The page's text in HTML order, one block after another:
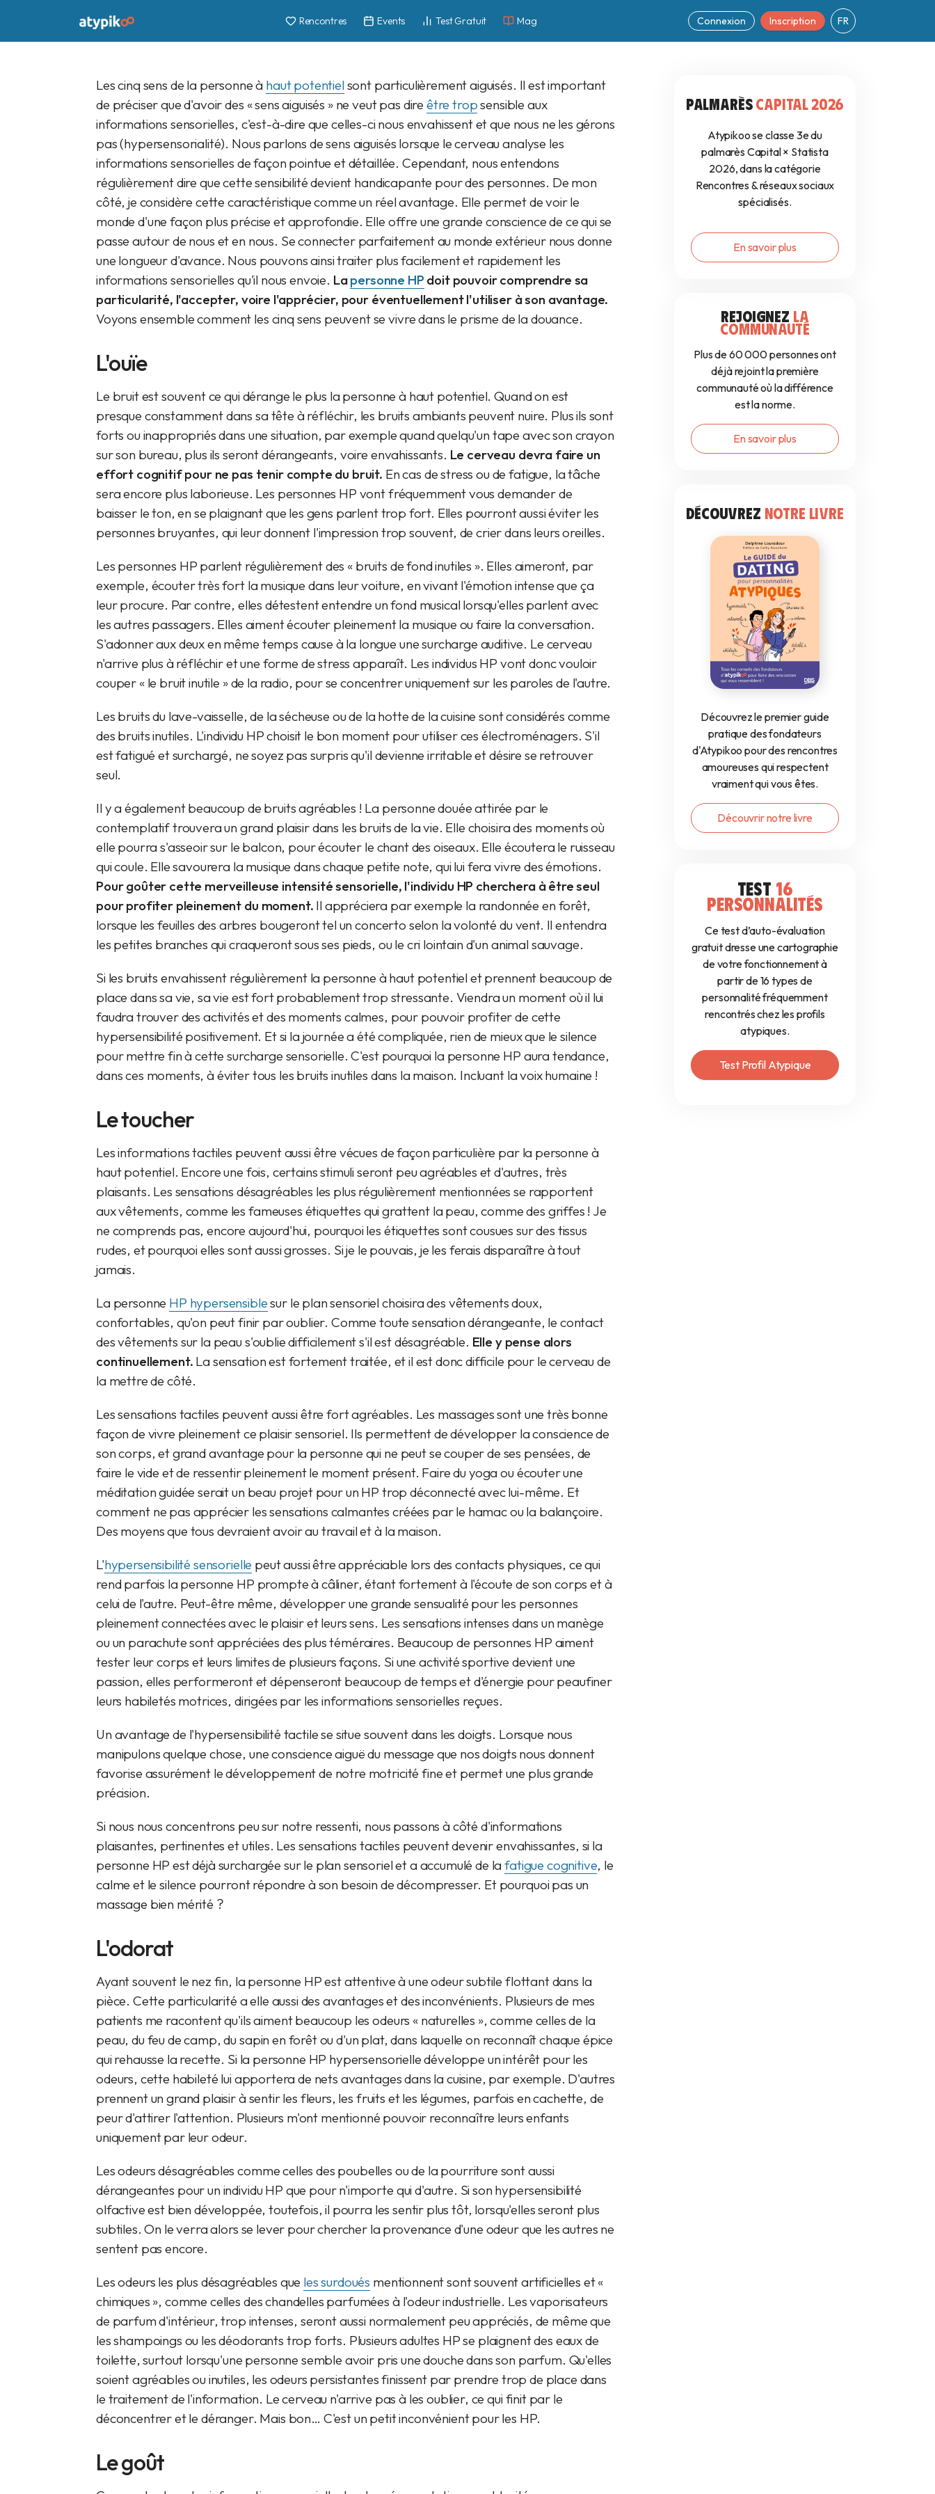
Connexion Inscription FR
Rencontres Events Test Gratuit Mag
10
Rachel
Les cinq sens de la personne à haut potentiel sont particulièrement aiguisés. Il est important
de préciser que d'avoir des « sens aiguisés » ne veut pas dire être tropsensible aux
informations sensorielles, c'est-à-dire que celles-ci nous envahissent et que nous ne les gérons
pas (hypersensorialité). Nous parlons de sens aiguisés lorsque le cerveau analyse les
informations sensorielles de façon pointue et détaillée. Cependant, nous entendons
régulièrement dire que cette sensibilité devient handicapante pour des personnes. De mon
côté, je considère cette caractéristique comme un réel avantage. Elle permet de voir le
monde d'une façon plus précise et approfondie. Elle offre une grande conscience de ce qui se
passe autour de nous et en nous. Se connecter parfaitement au monde extérieur nous donne
une longueur d'avance. Nous pouvons ainsi traiter plus facilement et rapidement les
informations sensorielles qu'il nous envoie. Lapersonne HP doit pouvoir comprendre sa
particularité, l'accepter, voire l'apprécier, pour éventuellement l'utiliser à son avantage.
Voyons ensemble comment les cinq sens peuvent se vivre dans le prisme de la douance.
L'ouïe
Le bruit est souvent ce qui dérange le plus la personne à haut potentiel. Quand on est
presque constamment dans sa tête à réfléchir, les bruits ambiants peuvent nuire. Plus ils sont
forts ou inappropriés dans une situation, par exemple quand quelqu'un tape avec son crayon
sur son bureau, plus ils seront dérangeants, voire envahissants. Le cerveau devra faire un
effort cognitif pour ne pas tenir compte du bruit. En cas de stress ou de fatigue, la tâche
sera encore plus laborieuse. Les personnes HP vont fréquemment vous demander de
baisser le ton, en se plaignant que les gens parlent trop fort. Elles pourront aussi éviter les
personnes bruyantes, qui leur donnent l'impression trop souvent, de crier dans leurs oreilles.
Les personnes HP parlent régulièrement des « bruits de fond inutiles ». Elles aimeront, par
exemple, écouter très fort la musique dans leur voiture, en vivant l'émotion intense que ça
leur procure. Par contre, elles détestent entendre un fond musical lorsqu'elles parlent avec
les autres passagers. Elles aiment écouter pleinement la musique ou faire la conversation.
S'adonner aux deux en même temps cause à la longue une surcharge auditive. Le cerveau
n'arrive plus à réfléchir et une forme de stress apparaît. Les individus HP vont donc vouloir
couper « le bruit inutile » de la radio, pour se concentrer uniquement sur les paroles de l'autre.
Les bruits du lave-vaisselle, de la sécheuse ou de la hotte de la cuisine sont considérés comme
des bruits inutiles. L'individu HP choisit le bon moment pour utiliser ces électroménagers. S'il
est fatigué et surchargé, ne soyez pas surpris qu'il devienne irritable et désire se retrouver
seul.
Il y a également beaucoup de bruits agréables ! La personne douée attirée par le
contemplatif trouvera un grand plaisir dans les bruits de la vie. Elle choisira des moments où
elle pourra s'asseoir sur le balcon, pour écouter le chant des oiseaux. Elle écoutera le ruisseau
qui coule. Elle savourera la musique dans chaque petite note, qui lui fera vivre des émotions.
Pour goûter cette merveilleuse intensité sensorielle, l'individu HP cherchera à être seul
pour profiter pleinement du moment. Il appréciera par exemple la randonnée en forêt,
lorsque les feuilles des arbres bougeront tel un concerto selon la volonté du vent. Il entendra
les petites branches qui craqueront sous ses pieds, ou le cri lointain d'un animal sauvage.
Si les bruits envahissent régulièrement la personne à haut potentiel et prennent beaucoup de
place dans sa vie, sa vie est fort probablement trop stressante. Viendra un moment où il lui
faudra trouver des activités et des moments calmes, pour pouvoir profiter de cette
hypersensibilité positivement. Et si la journée a été compliquée, rien de mieux que le silence
pour mettre fin à cette surcharge sensorielle. C'est pourquoi la personne HP aura tendance,
dans ces moments, à éviter tous les bruits inutiles dans la maison. Incluant la voix humaine !
Le toucher
Les informations tactiles peuvent aussi être vécues de façon particulière par la personne à
haut potentiel. Encore une fois, certains stimuli seront peu agréables et d'autres, très
plaisants. Les sensations désagréables les plus régulièrement mentionnées se rapportent
aux vêtements, comme les fameuses étiquettes qui grattent la peau, comme des griffes ! Je
ne comprends pas, encore aujourd'hui, pourquoi les étiquettes sont cousues sur des tissus
rudes, et pourquoi elles sont aussi grosses. Si je le pouvais, je les ferais disparaître à tout
jamais.
La personne HP hypersensiblesur le plan sensoriel choisira des vêtements doux,
confortables, qu'on peut finir par oublier. Comme toute sensation dérangeante, le contact
des vêtements sur la peau s'oublie difficilement s'il est désagréable. Elle y pense alors
continuellement. La sensation est fortement traitée, et il est donc difficile pour le cerveau de
la mettre de côté.
Les sensations tactiles peuvent aussi être fort agréables. Les massages sont une très bonne
façon de vivre pleinement ce plaisir sensoriel. Ils permettent de développer la conscience de
son corps, et grand avantage pour la personne qui ne peut se couper de ses pensées, de
faire le vide et de ressentir pleinement le moment présent. Faire du yoga ou écouter une
méditation guidée serait un beau projet pour un HP trop déconnecté avec lui-même. Et
comment ne pas apprécier les sensations calmantes créées par le hamac ou la balançoire.
Des moyens que tous devraient avoir au travail et à la maison.
L'hypersensibilité sensorielle peut aussi être appréciable lors des contacts physiques, ce qui
rend parfois la personne HP prompte à câliner, étant fortement à l'écoute de son corps et à
celui de l'autre. Peut-être même, développer une grande sensualité pour les personnes
pleinement connectées avec le plaisir et leurs sens. Les sensations intenses dans un manège
ou un parachute sont appréciées des plus téméraires. Beaucoup de personnes HP aiment
tester leur corps et leurs limites de plusieurs façons. Si une activité sportive devient une
passion, elles performeront et dépenseront beaucoup de temps et d'énergie pour peaufiner
leurs habiletés motrices, dirigées par les informations sensorielles reçues.
Un avantage de l'hypersensibilité tactile se situe souvent dans les doigts. Lorsque nous
manipulons quelque chose, une conscience aiguë du message que nos doigts nous donnent
favorise assurément le développement de notre motricité fine et permet une plus grande
précision.
Si nous nous concentrons peu sur notre ressenti, nous passons à côté d'informations
plaisantes, pertinentes et utiles. Les sensations tactiles peuvent devenir envahissantes, si la
personne HP est déjà surchargée sur le plan sensoriel et a accumulé de lafatigue cognitive, le
calme et le silence pourront répondre à son besoin de décompresser. Et pourquoi pas un
massage bien mérité ?
L'odorat
Ayant souvent le nez fin, la personne HP est attentive à une odeur subtile flottant dans la
pièce. Cette particularité a elle aussi des avantages et des inconvénients. Plusieurs de mes
patients me racontent qu'ils aiment beaucoup les odeurs « naturelles », comme celles de la
peau, du feu de camp, du sapin en forêt ou d'un plat, dans laquelle on reconnaît chaque épice
qui rehausse la recette. Si la personne HP hypersensorielle développe un intérêt pour les
odeurs, cette habileté lui apportera de nets avantages dans la cuisine, par exemple. D'autres
prennent un grand plaisir à sentir les fleurs, les fruits et les légumes, parfois en cachette, de
peur d'attirer l'attention. Plusieurs m'ont mentionné pouvoir reconnaître leurs enfants
uniquement par leur odeur.
Les odeurs désagréables comme celles des poubelles ou de la pourriture sont aussi
dérangeantes pour un individu HP que pour n'importe qui d'autre. Si son hypersensibilité
olfactive est bien développée, toutefois, il pourra les sentir plus tôt, lorsqu'elles seront plus
subtiles. On le verra alors se lever pour chercher la provenance d'une odeur que les autres ne
sentent pas encore.
Les odeurs les plus désagréables que les surdoués mentionnent sont souvent artificielles et «
chimiques », comme celles des chandelles parfumées à l'odeur industrielle. Les vaporisateurs
de parfum d'intérieur, trop intenses, seront aussi normalement peu appréciés, de même que
les shampoings ou les déodorants trop forts. Plusieurs adultes HP se plaignent des eaux de
toilette, surtout lorsqu'une personne semble avoir pris une douche dans son parfum. Qu'elles
soient agréables ou inutiles, les odeurs persistantes finissent par prendre trop de place dans
le traitement de l'information. Le cerveau n'arrive pas à les oublier, ce qui finit par le
déconcentrer et le déranger. Mais bon… C'est un petit inconvénient pour les HP.
Le goût
PALMARÈSCAPITAL 2026
Atypikoo se classe 3e du
palmarès Capital × Statista
2026, dans la catégorie
Rencontres & réseaux sociaux
spécialisés.
En savoir plus
REJOIGNEZ LA
COMMUNAUTÉ
Plus de 60 000 personnes ont
déjà rejoint la première
communauté où la différence
est la norme.
En savoir plus
DÉCOUVREZ NOTRE LIVRE
Découvrez le premier guide
pratique des fondateurs
d'Atypikoo pour des rencontres
amoureuses qui respectent
vraiment qui vous êtes.
Découvrir notre livre
TEST 16
PERSONNALITÉS
Ce test d’auto-évaluation
gratuit dresse une cartographie
de votre fonctionnement à
partir de 16 types de
personnalité fréquemment
rencontrés chez les profils
atypiques.
Test Profil Atypique